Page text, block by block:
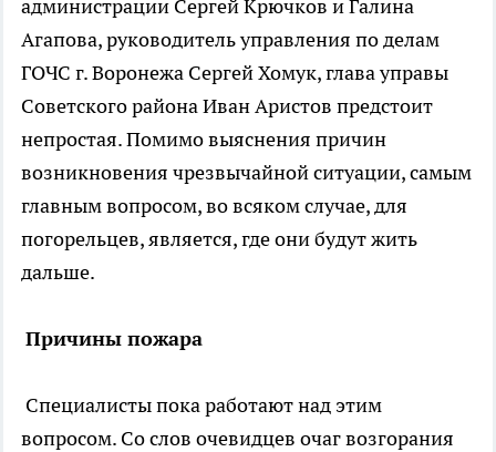
администрации Сергей Крючков и Галина
Агапова, руководитель управления по делам
ГОЧС г. Воронежа Сергей Хомук, глава управы
Советского района Иван Аристов предстоит
непростая. Помимо выяснения причин
возникновения чрезвычайной ситуации, самым
главным вопросом, во всяком случае, для
погорельцев, является, где они будут жить
дальше.
Причины пожара
Специалисты пока работают над этим
вопросом. Со слов очевидцев очаг возгорания